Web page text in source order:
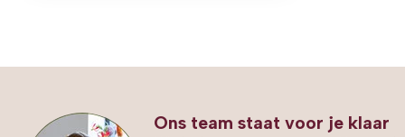
Ons team staat voor je klaar